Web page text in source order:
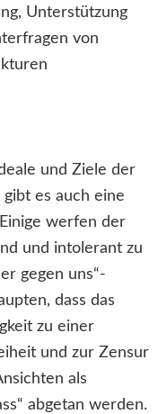
Unterstützung
von
und Ziele der
es auch eine
werfen der
und intolerant zu
gegen uns“-
dass das
zu einer
und zur Zensur
als
abgetan werden.